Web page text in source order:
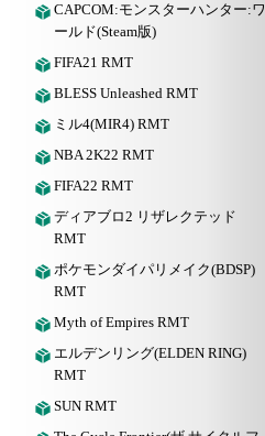
CAPCOM:モンスターハンター:ワ
ールド(Steam版)
FIFA21 RMT
BLESS Unleashed RMT
ミル4(MIR4) RMT
NBA 2K22 RMT
FIFA22 RMT
ディアブロ2 リザレクテッド
RMT
ポケモンダイパリメイク(BDSP)
RMT
Myth of Empires RMT
エルデンリング(ELDEN RING)
RMT
SUN RMT